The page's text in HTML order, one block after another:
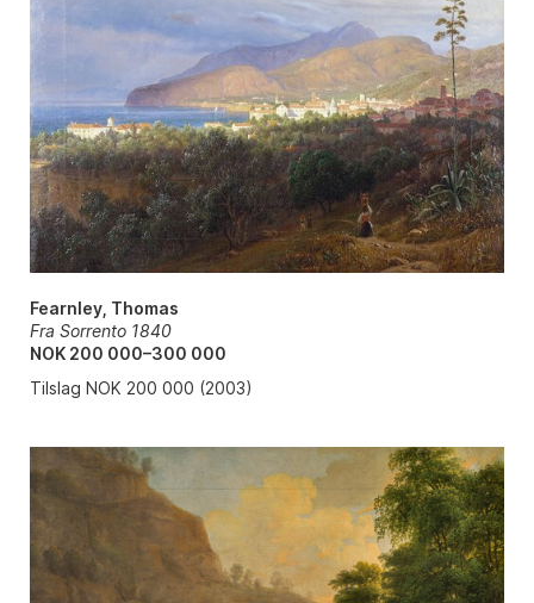
Fearnley, Thomas
Fra Sorrento 1840
NOK 200 000–300 000
Tilslag NOK 200 000 (2003)